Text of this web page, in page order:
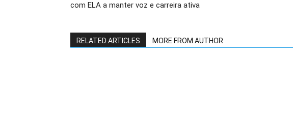
com ELA a manter voz e carreira ativa
RELATED ARTICLES MORE FROM AUTHOR